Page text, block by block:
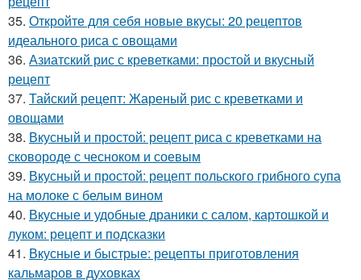
35. Откройте для себя новые вкусы: 20 рецептов
идеального риса с овощами
36. Азиатский рис с креветками: простой и вкусный
рецепт
37. Тайский рецепт: Жареный рис с креветками и
овощами
38. Вкусный и простой: рецепт риса с креветками на
сковороде с чесноком и соевым
39. Вкусный и простой: рецепт польского грибного супа
на молоке с белым вином
40. Вкусные и удобные драники с салом, картошкой и
луком: рецепт и подсказки
41. Вкусные и быстрые: рецепты приготовления
кальмаров в духовках